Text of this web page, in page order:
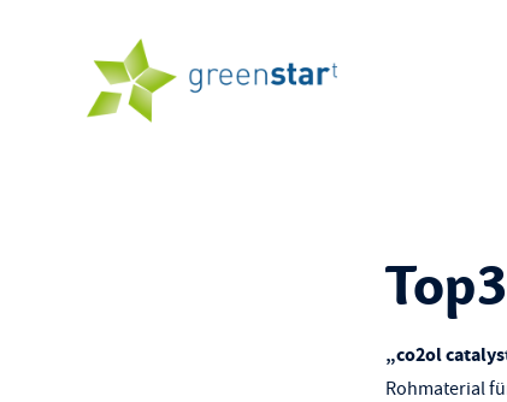
„co2ol
Rohmaterial